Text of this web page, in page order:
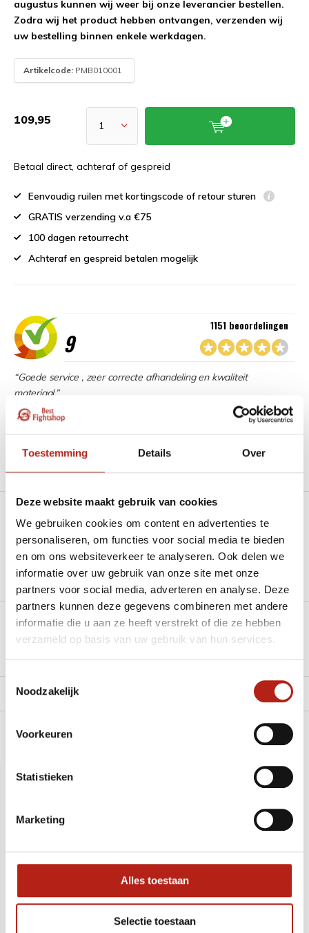
Toestemming Details Over
Deze website maakt gebruik van cookies
We gebruiken cookies om content en advertenties te
personaliseren, om functies voor social media te bieden
en om ons websiteverkeer te analyseren. Ook delen we
informatie over uw gebruik van onze site met onze
partners voor social media, adverteren en analyse. Deze
partners kunnen deze gegevens combineren met andere
informatie die u aan ze heeft verstrekt of die ze hebben
verzameld op basis van uw gebruik van hun services.
Toestemmingsselectie
Noodzakelijk
Voorkeuren
Statistieken
Marketing
Alles toestaan
Selectie toestaan
augustus kunnen wij weer bij onze leverancier bestellen.
Zodra wij het product hebben ontvangen, verzenden wij
uw bestelling binnen enkele werkdagen.
Artikelcode: PMB010001
109,95
Betaal direct, achteraf of gespreid
Eenvoudig ruilen met kortingscode of retour sturen
GRATIS verzending v.a €75
100 dagen retourrecht
Achteraf en gespreid betalen mogelijk
9
1151 beoordelingen
“Goede service , zeer correcte afhandeling en kwaliteit
materiaal.”
Beschikbaar in de volgende varianten:
Productomschrijving
Heb je een vraag over dit product?
Stel je vraag in de Chat voor een snel antwoord 24/7
Stel je vraag
Groot aantal nodig?
Klik hier om een offerte aan te vragen
Levering en retour